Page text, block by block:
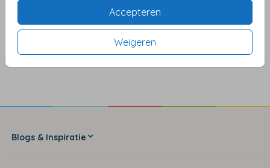
Accepteren
Weigeren
van de 5 sterren
Blogs & Inspiratie